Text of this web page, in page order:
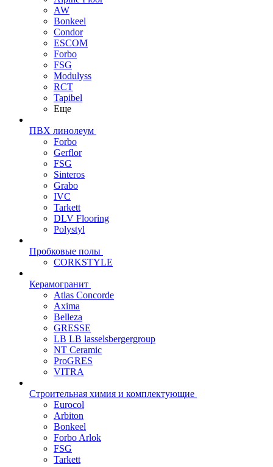
AW
Bonkeel
Condor
ESCOM
Forbo
FSG
Modulyss
RCT
Tapibel
Еще
ПВХ линолеум
Forbo
Gerflor
FSG
Sinteros
Grabo
IVC
Tarkett
DLV Flooring
Polystyl
Пробковые полы
CORKSTYLE
Керамогранит
Atlas Concorde
Axima
Belleza
GRESSE
LB LB lasselsbergergroup
NT Ceramic
ProGRES
VITRA
Строительная химия и комплектующие
Eurocol
Arbiton
Bonkeel
Forbo Arlok
FSG
Tarkett